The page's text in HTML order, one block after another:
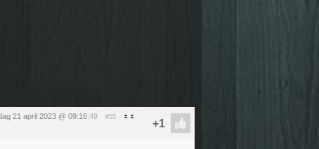
21 april 2023 @ 09:16:49 #55